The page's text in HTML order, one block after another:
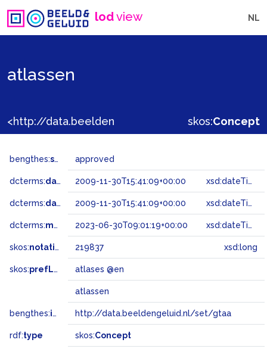
lodview NL
atlassen
skos:Concept
bengthes:status approved
dcterms:dateAccepted 2009-11-30T15:41:09+00:00 xsd:dateTime
dcterms:dateSubmitted 2009-11-30T15:41:09+00:00 xsd:dateTime
dcterms:modified 2023-06-30T09:01:19+00:00 xsd:dateTime
skos:notation 219837 xsd:long
skos:prefLabel atlases @en
atlassen
bengthes:inSet http://data.beeldengeluid.nl/set/gtaa
rdf:type skos:Concept